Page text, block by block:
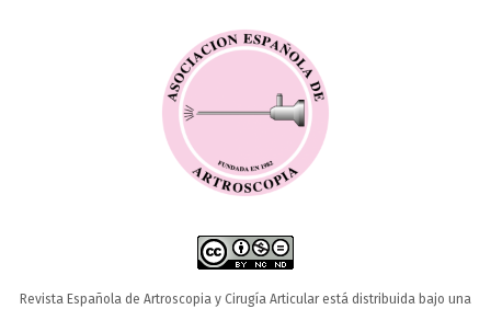
Revista Española de Artroscopia y Cirugía Articular está distribuida bajo una